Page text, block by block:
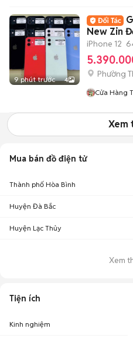
9 phút trước 4
New Zin
iPhone 12
Phường
Cửa Hàng
Xem
Mua bán đồ điện tử
Thành phố Hòa Bình
Huyện Đà Bắc
Huyện Lạc Thủy
Xem
Tiện ích
Kinh nghiệm